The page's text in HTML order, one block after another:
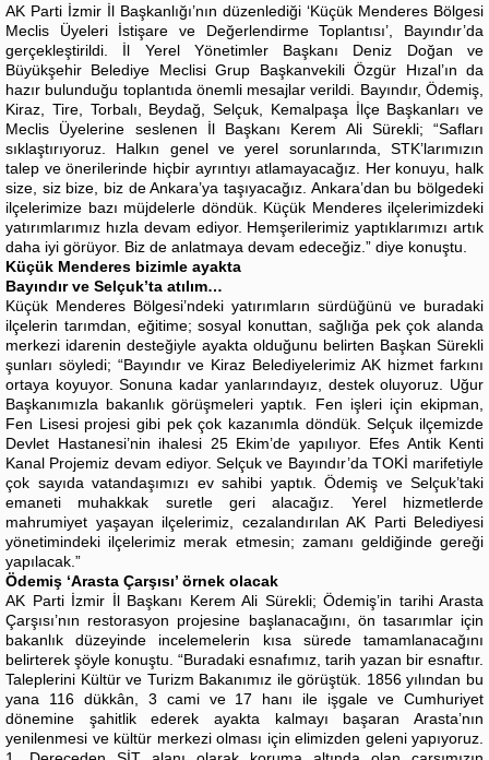
AK Parti İzmir İl Başkanlığı’nın düzenlediği ‘Küçük Menderes Bölgesi
Meclis Üyeleri İstişare ve Değerlendirme Toplantısı’, Bayındır’da
gerçekleştirildi. İl Yerel Yönetimler Başkanı Deniz Doğan ve
Büyükşehir Belediye Meclisi Grup Başkanvekili Özgür Hızal’ın da
hazır bulunduğu toplantıda önemli mesajlar verildi. Bayındır, Ödemiş,
Kiraz, Tire, Torbalı, Beydağ, Selçuk, Kemalpaşa İlçe Başkanları ve
Meclis Üyelerine seslenen İl Başkanı Kerem Ali Sürekli; “Safları
sıklaştırıyoruz. Halkın genel ve yerel sorunlarında, STK’larımızın
talep ve önerilerinde hiçbir ayrıntıyı atlamayacağız. Her konuyu, halk
size, siz bize, biz de Ankara’ya taşıyacağız. Ankara’dan bu bölgedeki
ilçelerimize bazı müjdelerle döndük. Küçük Menderes ilçelerimizdeki
yatırımlarımız hızla devam ediyor. Hemşerilerimiz yaptıklarımızı artık
daha iyi görüyor. Biz de anlatmaya devam edeceğiz.” diye konuştu.
Küçük Menderes bizimle ayakta
Bayındır ve Selçuk’ta atılım…
Küçük Menderes Bölgesi’ndeki yatırımların sürdüğünü ve buradaki
ilçelerin tarımdan, eğitime; sosyal konuttan, sağlığa pek çok alanda
merkezi idarenin desteğiyle ayakta olduğunu belirten Başkan Sürekli
şunları söyledi; “Bayındır ve Kiraz Belediyelerimiz AK hizmet farkını
ortaya koyuyor. Sonuna kadar yanlarındayız, destek oluyoruz. Uğur
Başkanımızla bakanlık görüşmeleri yaptık. Fen işleri için ekipman,
Fen Lisesi projesi gibi pek çok kazanımla döndük. Selçuk ilçemizde
Devlet Hastanesi’nin ihalesi 25 Ekim’de yapılıyor. Efes Antik Kenti
Kanal Projemiz devam ediyor. Selçuk ve Bayındır’da TOKİ marifetiyle
çok sayıda vatandaşımızı ev sahibi yaptık. Ödemiş ve Selçuk’taki
emaneti muhakkak suretle geri alacağız. Yerel hizmetlerde
mahrumiyet yaşayan ilçelerimiz, cezalandırılan AK Parti Belediyesi
yönetimindeki ilçelerimiz merak etmesin; zamanı geldiğinde gereği
yapılacak.”
Ödemiş ‘Arasta Çarşısı’ örnek olacak
AK Parti İzmir İl Başkanı Kerem Ali Sürekli; Ödemiş’in tarihi Arasta
Çarşısı’nın restorasyon projesine başlanacağını, ön tasarımlar için
bakanlık düzeyinde incelemelerin kısa sürede tamamlanacağını
belirterek şöyle konuştu. “Buradaki esnafımız, tarih yazan bir esnaftır.
Taleplerini Kültür ve Turizm Bakanımız ile görüştük. 1856 yılından bu
yana 116 dükkân, 3 cami ve 17 hanı ile işgale ve Cumhuriyet
dönemine şahitlik ederek ayakta kalmayı başaran Arasta’nın
yenilenmesi ve kültür merkezi olması için elimizden geleni yapıyoruz.